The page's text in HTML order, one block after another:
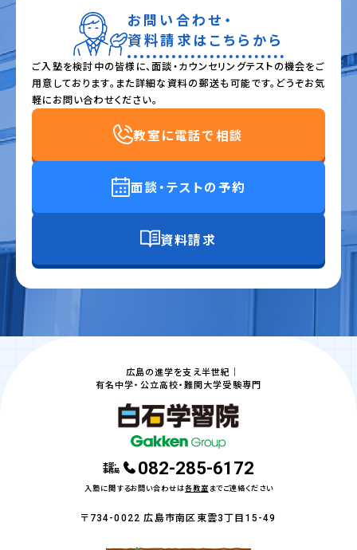
お問い合わせ・
資料請求はこちらから
ご入塾を検討中の皆様に、面談・カウンセリングテストの機会をご
用意しております。また詳細な資料の郵送も可能です。どうぞお気
軽にお問い合わせください。
教室に電話で相談
面談・テストの予約
資料請求
広島の進学を支え半世紀｜
有名中学・公立高校・難関大学受験専門
本部・
事務局 082-285-6172
入塾に関するお問い合わせは各教室 までご連絡ください
〒734-0022 広島市南区東雲3丁目15-49